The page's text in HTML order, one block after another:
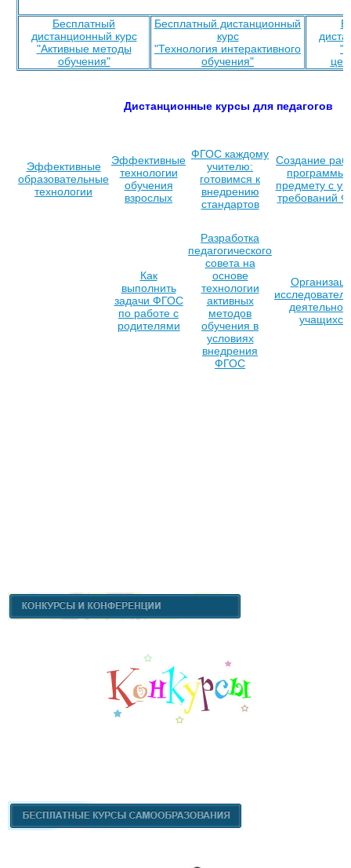
Бесплатный
дистанционный курс
"Активные методы
обучения"
Бесплатный дистанционный
курс
"Технология интерактивного
обучения"
Дистанционные курсы для педагогов
Эффективные
образовательные
технологии
Эффективные
технологии
обучения
взрослых
ФГОС каждому
учителю:
готовимся к
внедрению
стандартов
Создание
программы
предмету с
требований
Как
выполнить
задачи ФГОС
по работе с
родителями
Разработка
педагогического
совета на
основе
технологии
активных
методов
обучения в
условиях
внедрения
ФГОС
учащихся